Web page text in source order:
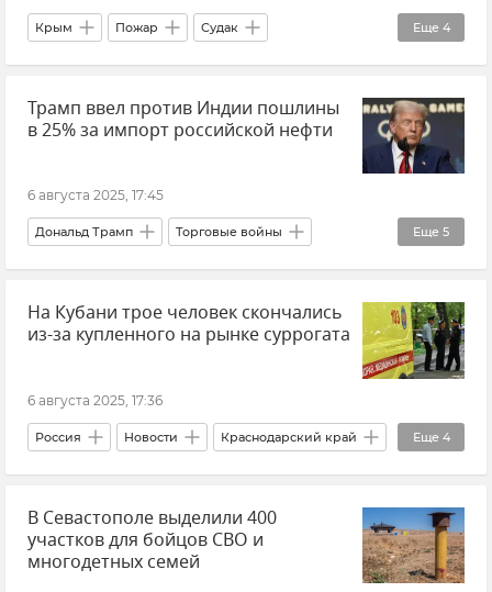
Еще 4
Крым Пожар Судак
Новости Крыма Происшествия
Природа Экология
Трамп ввел против Индии пошлины
в 25% за импорт российской нефти
6 августа 2025, 17:45
Еще 5
Дональд Трамп Торговые войны
Пошлина Индия В мире США
Новости
На Кубани трое человек скончались
из-за купленного на рынке суррогата
6 августа 2025, 17:36
Еще 4
Россия Новости Краснодарский край
МВД РФ (Министерство внутренних дел Российской Федерации)
Ирина Волк Происшествия
Массовое отравление
В Севастополе выделили 400
участков для бойцов СВО и
многодетных семей